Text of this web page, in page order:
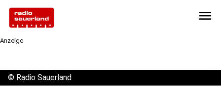
menu
Anzeige
© Radio Sauerland